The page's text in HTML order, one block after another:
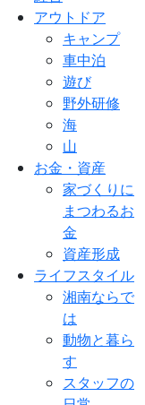
アウトドア
キャンプ
車中泊
遊び
野外研修
海
山
お金・資産
家づくりに
まつわるお
金
資産形成
ライフスタイル
湘南ならで
は
動物と暮ら
す
スタッフの